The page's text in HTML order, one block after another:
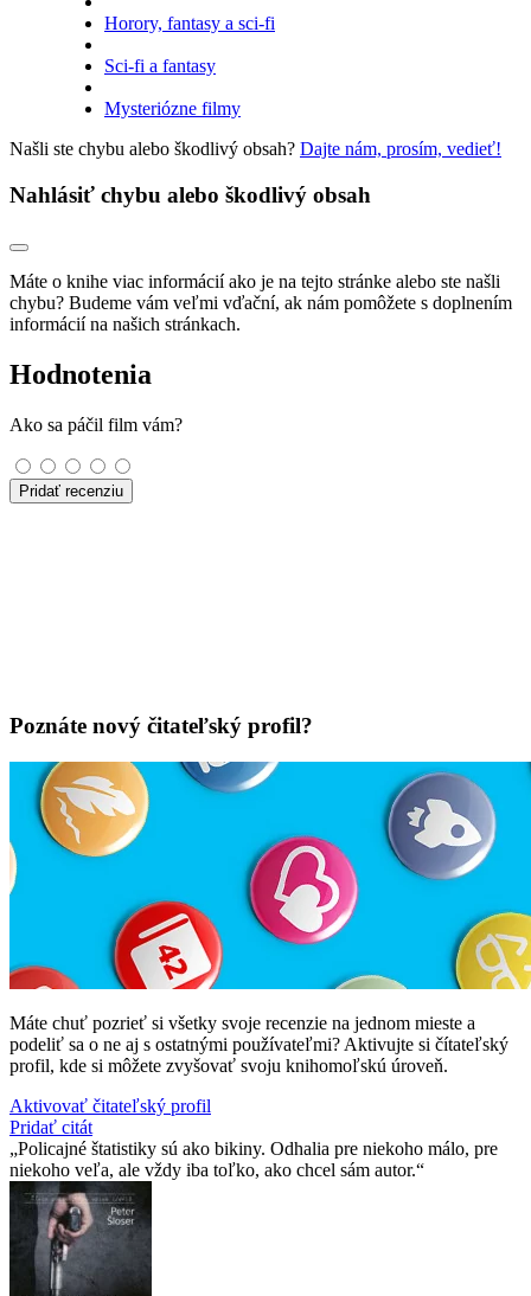
Horory, fantasy a sci-fi
Sci-fi a fantasy
Mysteriózne filmy
Našli ste chybu alebo škodlivý obsah? Dajte nám, prosím, vedieť!
Nahlásiť chybu alebo škodlivý obsah
Máte o knihe viac informácií ako je na tejto stránke alebo ste našli
chybu? Budeme vám veľmi vďační, ak nám pomôžete s doplnením
informácií na našich stránkach.
Hodnotenia
Ako sa páčil film vám?
Pridať recenziu
Poznáte nový čitateľský profil?
Máte chuť pozrieť si všetky svoje recenzie na jednom mieste a
podeliť sa o ne aj s ostatnými používateľmi? Aktivujte si čítateľský
profil, kde si môžete zvyšovať svoju knihomoľskú úroveň.
Aktivovať čitateľský profil
Pridať citát
Policajné štatistiky sú ako bikiny. Odhalia pre niekoho málo, pre
niekoho veľa, ale vždy iba toľko, ako chcel sám autor.